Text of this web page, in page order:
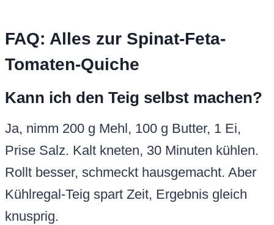
FAQ: Alles zur Spinat-Feta-
Tomaten-Quiche
Kann ich den Teig selbst machen?
Ja, nimm 200 g Mehl, 100 g Butter, 1 Ei,
Prise Salz. Kalt kneten, 30 Minuten kühlen.
Rollt besser, schmeckt hausgemacht. Aber
Kühlregal-Teig spart Zeit, Ergebnis gleich
knusprig.